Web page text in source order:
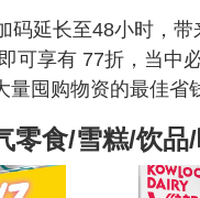
码延长至48小时，
可享有 77折，当中
囤购物资的最佳省
零食/雪糕/饮品